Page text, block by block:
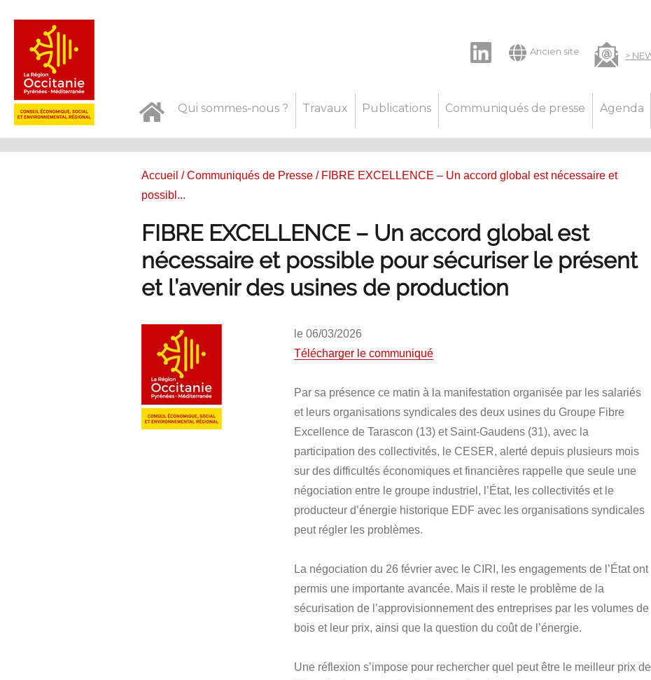
Ancien site
Qui sommes-nous ? Travaux Publications Communiqués de presse Agenda
Accueil /Communiqués de Presse/ FIBRE EXCELLENCE – Un accord global est nécessaire et
possibl...
FIBRE EXCELLENCE – Un accord global est
nécessaire et possible pour sécuriser le présent
et l’avenir des usines de production
le 06/03/2026
Télécharger le communiqué
Par sa présence ce matin à la manifestation organisée par les salariés
et leurs organisations syndicales des deux usines du Groupe Fibre
Excellence de Tarascon (13) et Saint-Gaudens (31), avec la
participation des collectivités, le CESER, alerté depuis plusieurs mois
sur des difficultés économiques et financières rappelle que seule une
négociation entre le groupe industriel, l’État, les collectivités et le
producteur d’énergie historique EDF avec les organisations syndicales
peut régler les problèmes.
La négociation du 26 février avec le CIRI, les engagements de l’État ont
permis une importante avancée. Mais il reste le problème de la
sécurisation de l’approvisionnement des entreprises par les volumes de
bois et leur prix, ainsi que la question du coût de l’énergie.
Une réflexion s’impose pour rechercher quel peut être le meilleur prix de